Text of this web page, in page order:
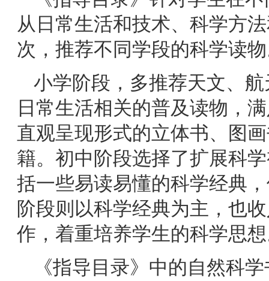
从日常生活和技术、科学方
次，推荐不同学段的科学读
小学阶段，多推荐天文、
日常生活相关的普及读物，
直观呈现形式的立体书、图
籍。初中阶段选择了扩展科
括一些易读易懂的科学经典
阶段则以科学经典为主，也
作，着重培养学生的科学思
《指导目录》中的自然科